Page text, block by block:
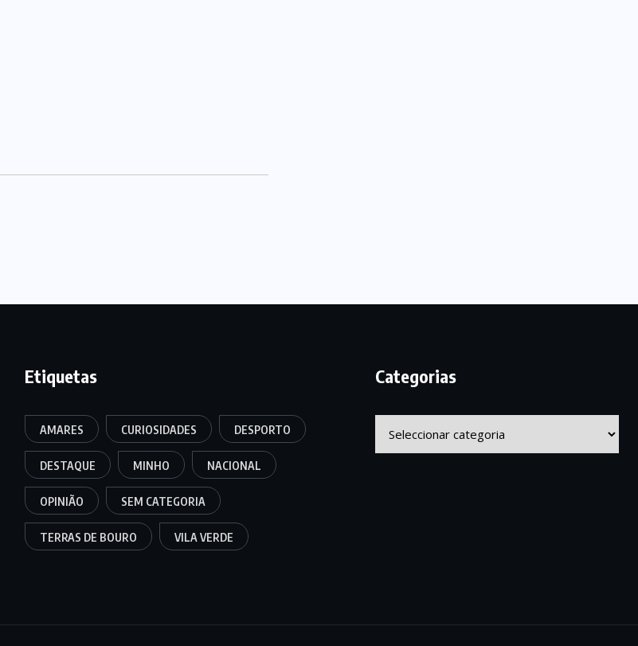
Etiquetas
AMARES CURIOSIDADES DESPORTO
DESTAQUE MINHO NACIONAL
OPINIÃO SEM CATEGORIA
TERRAS DE BOURO VILA VERDE
Categorias